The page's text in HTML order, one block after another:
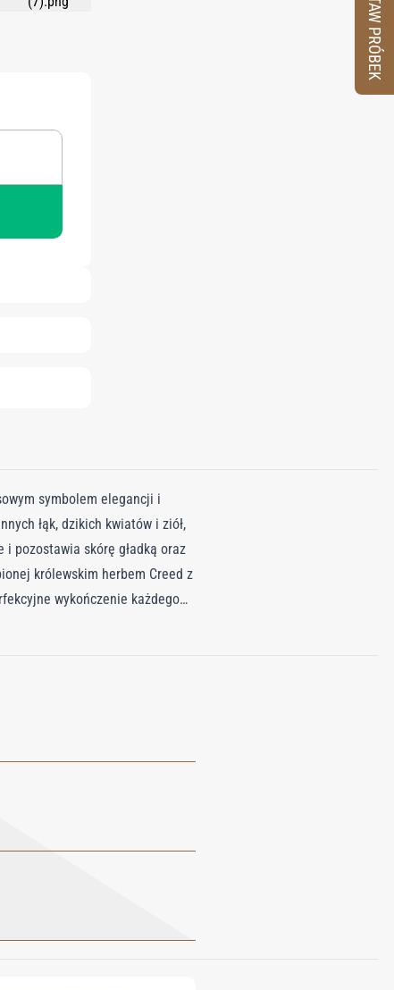
symbolem elegancji i
łąk, dzikich kwiatów i ziół,
pozostawia skórę gładką oraz
królewskim herbem Creed z
wykończenie każdego
ZESTAW PRÓBEK